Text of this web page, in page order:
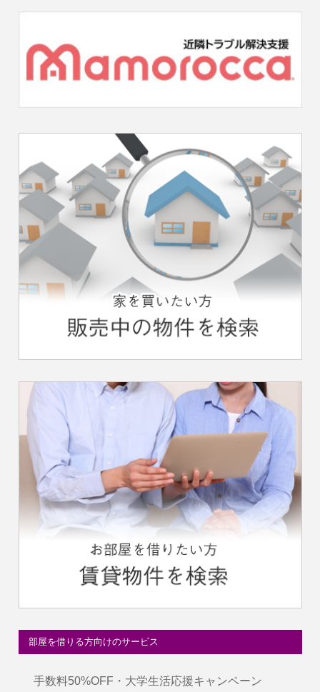
部屋を借りる方向けのサービス
手数料50%OFF・大学生活応援キャンペーン